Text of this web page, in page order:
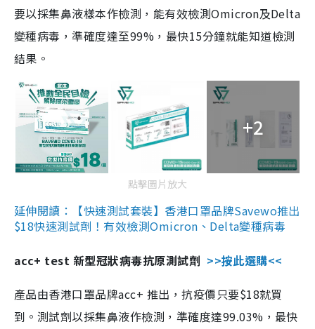
要以採集鼻液樣本作檢測，能有效檢測Omicron及Delta
變種病毒，準確度達至99%，最快15分鐘就能知道檢測
結果。
+2
點擊圖片放大
延伸閱讀：【快速測試套裝】香港口罩品牌Savewo推出
$18快速測試劑！有效檢測Omicron、Delta變種病毒
acc+ test 新型冠狀病毒抗原測試劑 >>按此選購<<
產品由香港口罩品牌acc+ 推出，抗疫價只要$18就買
到。測試劑以採集鼻液作檢測，準確度達99.03%，最快